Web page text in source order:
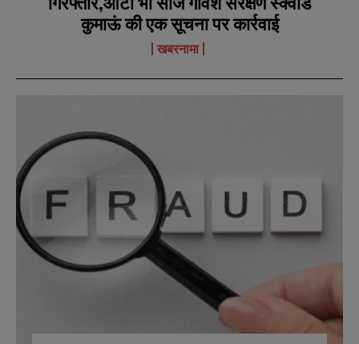
कुमाऊं की एक सूचना पर कार्रवाई
खबरनामा